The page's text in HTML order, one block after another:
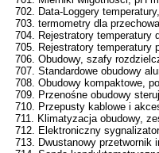
702. Data-Loggery
703. termometry dla
704. Rejestratory temperatury
705. Rejestratory temperatury
706. Obudowy, szafy
707. Standardowe obudowy
708. Obudowy kompaktowe,
709. Przenośne obudowy
710. Przepusty kablowe i
711. Klimatyzacja obudowy,
712. Elektroniczny
713. Dwustanowy przetwornik